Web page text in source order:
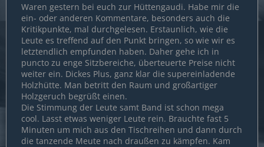
Waren gestern bei euch zur Hüttengaudi. Habe mir die
ein- oder anderen Kommentare, besonders auch die
Kritikpunkte, mal durchgelesen. Erstaunlich, wie die
Leute es treffend auf den Punkt bringen, so wie wir es
letztendlich empfunden haben. Daher gehe ich in
puncto zu enge Sitzbereiche, überteuerte Preise nicht
weiter ein. Dickes Plus, ganz klar die supereinladende
Holzhütte. Man betritt den Raum und großartiger
Holzgeruch begrüßt einen.
Die Stimmung der Leute samt Band ist schon mega
cool. Lasst etwas weniger Leute rein. Brauchte fast 5
Minuten um mich aus den Tischreihen und dann durch
die tanzende Meute nach draußen zu kämpfen. Kam